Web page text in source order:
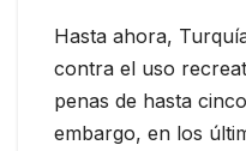
Hasta ahora,
contra el uso
penas de hasta
embargo, en los